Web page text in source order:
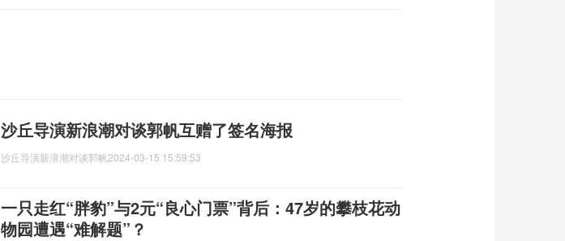
沙丘导演新浪潮对谈郭帆互赠了签名海报
沙丘导演新浪潮对谈郭帆2024-03-15 15:59:53
一只走红“胖豹”与2元“良心门票”背后：47岁的攀枝花动
物园遭遇“难解题”？